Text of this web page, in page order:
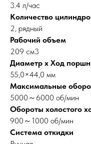
3.4 л/час
Количество
2, рядный
Рабочий объем
209 см3
Диаметр х Ход
55,0×44,0 мм
Максимальные
5000～6000 об/мин
Обороты холостого
900～1000 об/мин
Система откидки